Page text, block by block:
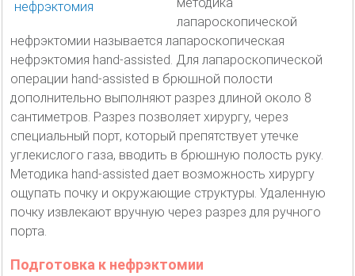
лапароскопической
нефрэктомии называется лапароскопическая
нефрэктомия hand-assisted. Для лапароскопической
операции hand-assisted в брюшной полости
дополнительно выполняют разрез длиной около 8
сантиметров. Разрез позволяет хирургу, через
специальный порт, который препятствует утечке
углекислого газа, вводить в брюшную полость руку.
Методика hand-assisted дает возможность хирургу
ощупать почку и окружающие структуры. Удаленную
почку извлекают вручную через разрез для ручного
порта.
Подготовка к нефрэктомии